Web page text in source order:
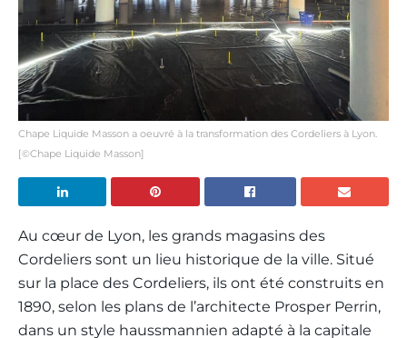
Chape Liquide Masson a oeuvré à la transformation des Cordeliers à Lyon.
[©Chape Liquide Masson]
Au cœur de Lyon, les grands magasins des
Cordeliers sont un lieu historique de la ville. Situé
sur la place des Cordeliers, ils ont été construits en
1890, selon les plans de l’architecte Prosper Perrin,
dans un style haussmannien adapté à la capitale